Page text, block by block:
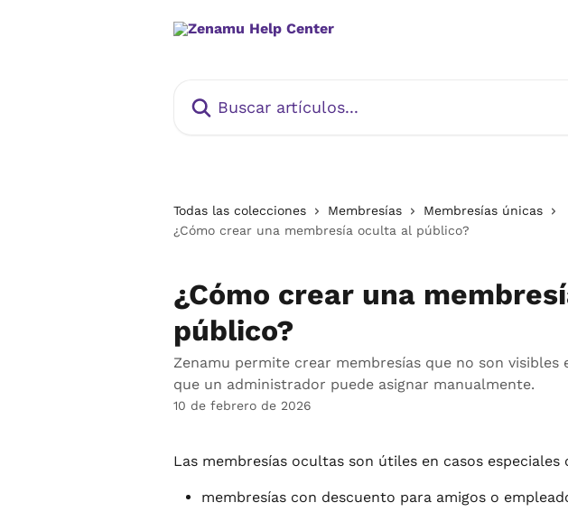
Todas las colecciones Membresías
Membresías únicas
¿Cómo crear una membresía oculta al público?
¿Cómo crear una
público?
Zenamu permite crear membresías que no son
que un administrador puede asignar manualmente.
10 de febrero de 2026
Las membresías ocultas son útiles en casos especiales
membresías con descuento para amigos o